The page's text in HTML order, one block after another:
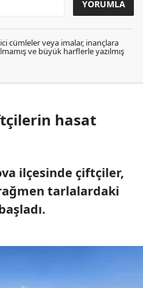
cümleler veya imalar, inançlara
ve büyük harflerle yazılmış
hasat
ilçesinde çiftçiler,
tarlalardaki